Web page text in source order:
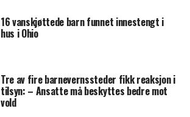
16 vanskjøttede barn funnet innestengt i
hus i Ohio
Tre av fire barnevernssteder fikk reaksjon i
tilsyn: – Ansatte må beskyttes bedre mot
vold